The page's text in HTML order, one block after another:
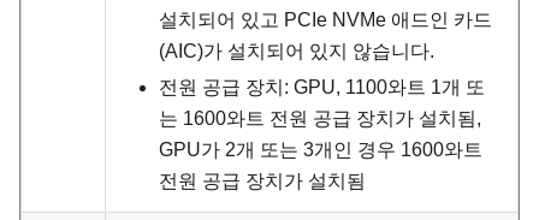
설치되어 있고 PCIe NVMe 애드인 카드
(AIC)가 설치되어 있지 않습니다.
전원 공급 장치: GPU, 1100와트 1개 또
는 1600와트 전원 공급 장치가 설치됨,
GPU가 2개 또는 3개인 경우 1600와트
전원 공급 장치가 설치됨